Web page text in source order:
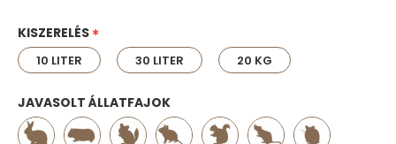
KISZERELÉS
10 LITER 30 LITER 20 KG
JAVASOLT ÁLLATFAJOK